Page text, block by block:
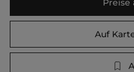
Preise
Auf